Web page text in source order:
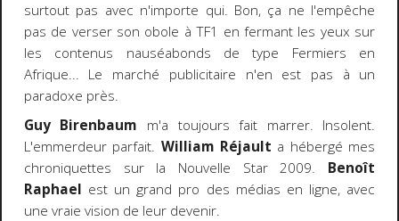
surtout pas avec n'importe qui. Bon, ça ne l'empêche
pas de verser son obole à TF1 en fermant les yeux sur
les contenus nauséabonds de type Fermiers en
Afrique... Le marché publicitaire n'en est pas à un
paradoxe près.
Guy Birenbaum m'a toujours fait marrer. Insolent.
L'emmerdeur parfait. William Réjault a hébergé mes
chroniquettes sur la Nouvelle Star 2009. Benoît
Raphael est un grand pro des médias en ligne, avec
une vraie vision de leur devenir.